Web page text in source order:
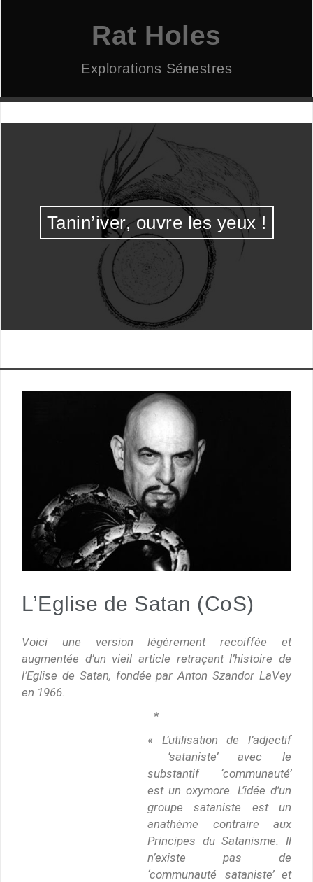
Rat Holes
Explorations Sénestres
Tanin’iver, ouvre les yeux !
L’Eglise de Satan (CoS)
Voici une version légèrement recoiffée et
augmentée d’un vieil article retraçant l’histoire de
l’Eglise de Satan, fondée par Anton Szandor LaVey
en 1966.
*
« L’utilisation de l’adjectif
‘sataniste’ avec le
substantif ‘communauté’
est un oxymore. L’idée d’un
groupe sataniste est un
anathème contraire aux
Principes du Satanisme. Il
n’existe pas de
‘communauté sataniste’ et